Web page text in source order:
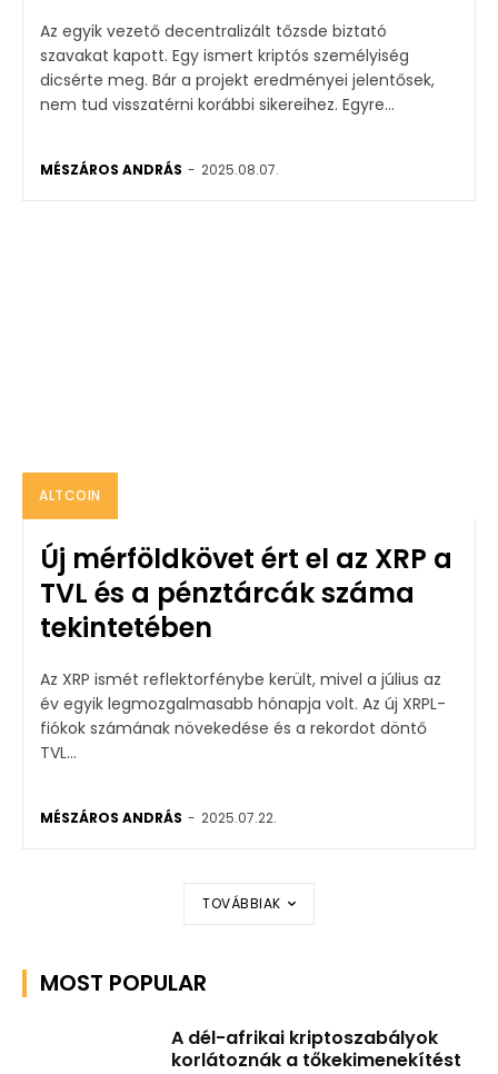
Az egyik vezető decentralizált tőzsde biztató
szavakat kapott. Egy ismert kriptós személyiség
dicsérte meg. Bár a projekt eredményei jelentősek,
nem tud visszatérni korábbi sikereihez. Egyre...
MÉSZÁROS ANDRÁS - 2025.08.07.
ALTCOIN
Új mérföldkövet ért el az XRP a
TVL és a pénztárcák száma
tekintetében
Az XRP ismét reflektorfénybe került, mivel a július az
év egyik legmozgalmasabb hónapja volt. Az új XRPL-
fiókok számának növekedése és a rekordot döntő
TVL...
MÉSZÁROS ANDRÁS - 2025.07.22.
TOVÁBBIAK
MOST POPULAR
A dél-afrikai kriptoszabályok
korlátoznák a tőkekimenekítést